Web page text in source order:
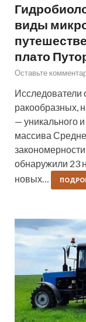
виды
плато
Оставьте
Исследователи
ракообразных,
— уникального
массива
обнаружили 23
новых…